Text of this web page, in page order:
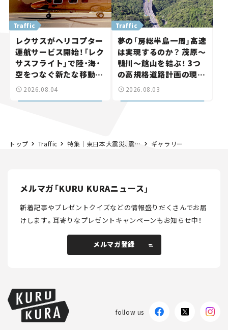
レクサスがヘリコプター
運航サービス開始！「レク
サスフライト」で陸・海・
空をつなぐ新たな移動体
験とは
Traffic
2026.08.04
夢の「房総半島一周」高速
は実現するのか？ 茂原～
鴨川～館山を結ぶ！ 3つ
の高規格道路計画の現
状。「館山鴨川道路」で検
Traffic
2026.08.03
トップ Traffic 特集｜東日本大震災、震災後の記事を振り返る【再掲記事】 ギャラリー
メルマガ「KURU KURAニュース」
新着記事やプレゼントクイズなどの情報盛りだくさんでお届
けします。耳寄りなプレゼントキャンペーンもお知らせ中！
メルマガ登録
follow us